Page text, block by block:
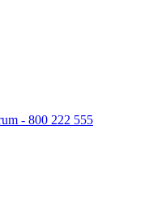
- 800 222 555